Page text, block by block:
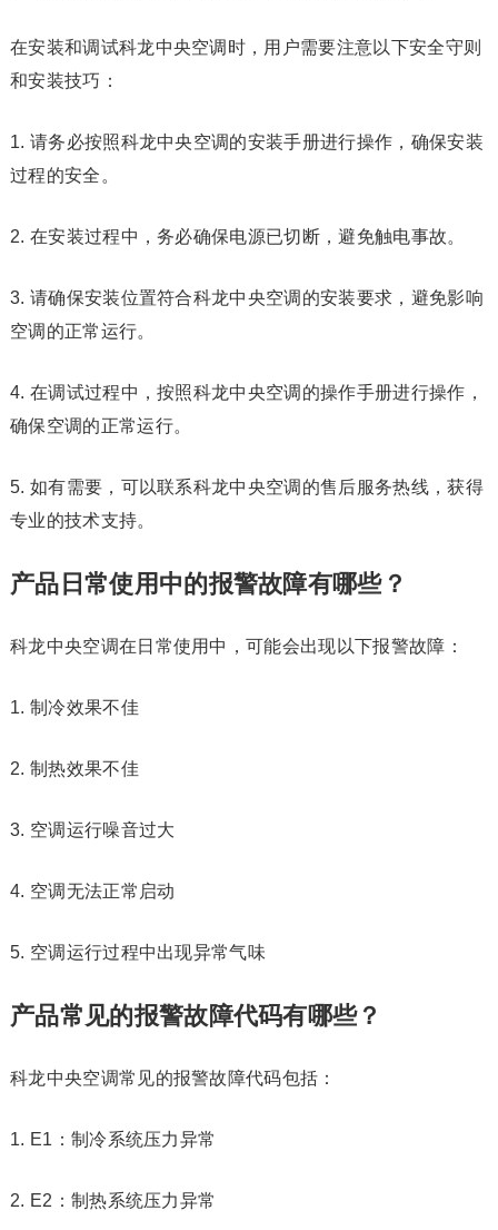
在安装和调试科龙中央空调时，用户需要注意以下安全守则
和安装技巧：
1. 请务必按照科龙中央空调的安装手册进行操作，确保安装
过程的安全。
2. 在安装过程中，务必确保电源已切断，避免触电事故。
3. 请确保安装位置符合科龙中央空调的安装要求，避免影响
空调的正常运行。
4. 在调试过程中，按照科龙中央空调的操作手册进行操作，
确保空调的正常运行。
5. 如有需要，可以联系科龙中央空调的售后服务热线，获得
专业的技术支持。
产品日常使用中的报警故障有哪些？
科龙中央空调在日常使用中，可能会出现以下报警故障：
1. 制冷效果不佳
2. 制热效果不佳
3. 空调运行噪音过大
4. 空调无法正常启动
5. 空调运行过程中出现异常气味
产品常见的报警故障代码有哪些？
科龙中央空调常见的报警故障代码包括：
1. E1：制冷系统压力异常
2. E2：制热系统压力异常